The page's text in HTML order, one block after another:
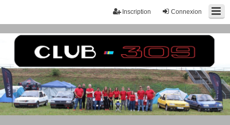
Connexion
Inscription